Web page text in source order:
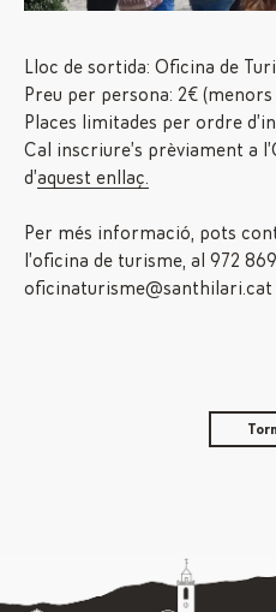
Lloc de sortida: Oficina de
Preu per persona: 2€
Places limitades per ordre
Cal inscriure’s prèviament a
d’aquest enllaç.
Per més informació, pots
l’oficina de turisme, al 972
oficinaturisme@santhilari.cat